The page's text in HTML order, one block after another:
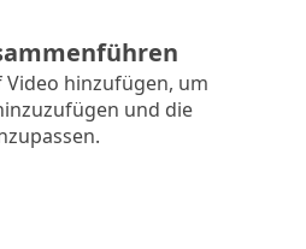
Video hinzufügen, um
und die